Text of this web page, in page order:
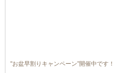
"お盆早割りキャンペーン”開催中です！